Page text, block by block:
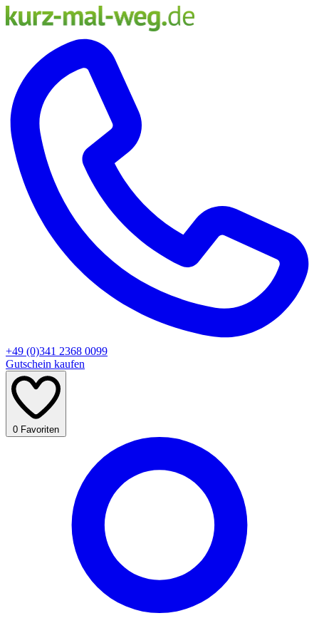
+49 (0)341 2368 0099
Gutschein kaufen
0 Favoriten